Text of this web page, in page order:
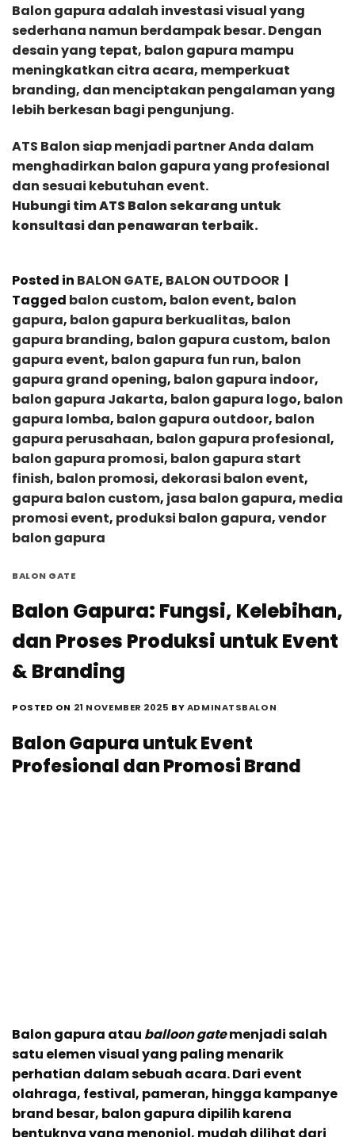
Balon gapura adalah investasi visual yang
sederhana namun berdampak besar. Dengan
desain yang tepat, balon gapura mampu
meningkatkan citra acara, memperkuat
branding, dan menciptakan pengalaman yang
lebih berkesan bagi pengunjung.
ATS Balon siap menjadi partner Anda dalam
menghadirkan balon gapura yang profesional
dan sesuai kebutuhan event.
Hubungi tim ATS Balon sekarang untuk
konsultasi dan penawaran terbaik.
Posted in BALON GATE, BALON OUTDOOR |
Tagged balon custom, balon event, balon
gapura, balon gapura berkualitas, balon
gapura branding, balon gapura custom, balon
gapura event, balon gapura fun run, balon
gapura grand opening, balon gapura indoor,
balon gapura Jakarta, balon gapura logo, balon
gapura lomba, balon gapura outdoor, balon
gapura perusahaan, balon gapura profesional,
balon gapura promosi, balon gapura start
finish, balon promosi, dekorasi balon event,
gapura balon custom, jasa balon gapura, media
promosi event, produksi balon gapura,vendor
balon gapura
BALON GATE
Balon Gapura: Fungsi, Kelebihan,
dan Proses Produksi untuk Event
& Branding
POSTED ON 21 NOVEMBER 2025 BYADMINATSBALON
Balon Gapura untuk Event
Profesional dan Promosi Brand
Balon gapura atau balloon gatemenjadi salah
satu elemen visual yang paling menarik
perhatian dalam sebuah acara. Dari event
olahraga, festival, pameran, hingga kampanye
brand besar, balon gapura dipilih karena